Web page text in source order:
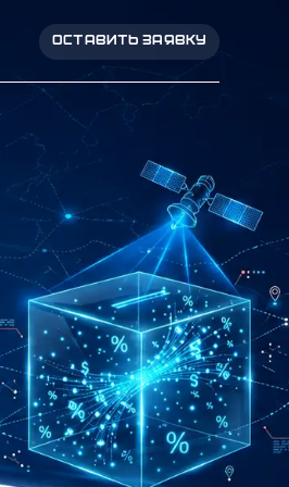
ОСТАВИТЬ ЗАЯВКУ